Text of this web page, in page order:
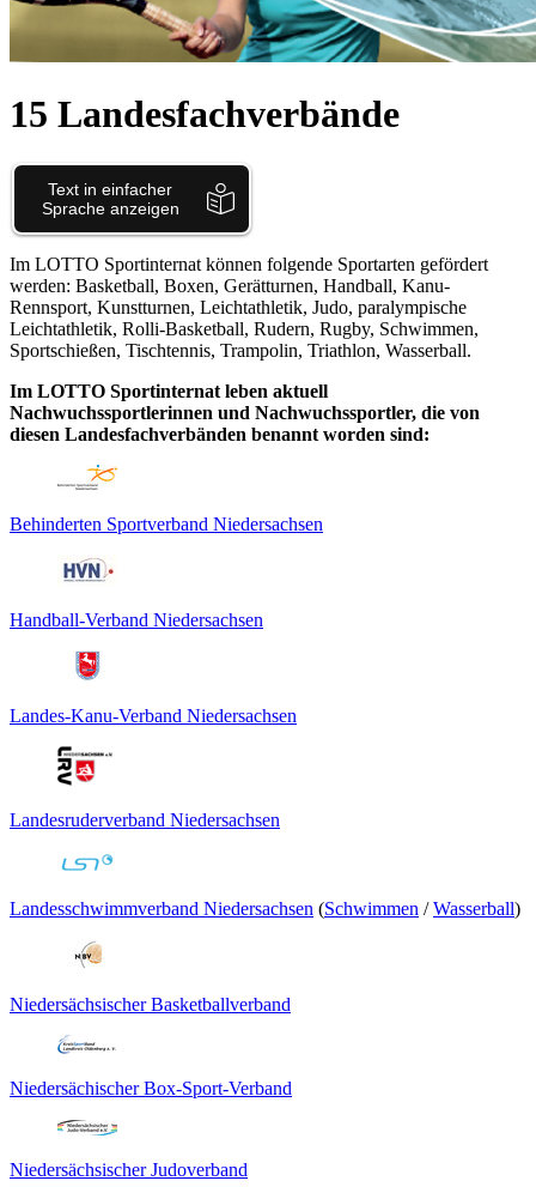
15 Landesfachverbände
Im LOTTO Sportinternat können folgende Sportarten gefördert
werden: Basketball, Boxen, Gerätturnen, Handball, Kanu-
Rennsport, Kunstturnen, Leichtathletik, Judo, paralympische
Leichtathletik, Rolli-Basketball, Rudern, Rugby, Schwimmen,
Sportschießen, Tischtennis, Trampolin, Triathlon, Wasserball.
Im LOTTO Sportinternat leben aktuell
Nachwuchssportlerinnen und Nachwuchssportler, die von
diesen Landesfachverbänden benannt worden sind:
Behinderten Sportverband Niedersachsen
Handball-Verband Niedersachsen
Landes-Kanu-Verband Niedersachsen
Landesruderverband Niedersachsen
Landesschwimmverband Niedersachsen (Schwimmen /Wasserball)
Niedersächsischer Basketballverband
Niedersächischer Box-Sport-Verband
Niedersächsischer Judoverband